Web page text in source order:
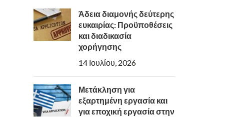
Άδεια διαμονής δεύτερης
ευκαιρίας: Προϋποθέσεις
και διαδικασία
χορήγησης
14 Ιουλίου, 2026
Μετάκληση για
εξαρτημένη εργασία και
για εποχική εργασία στην